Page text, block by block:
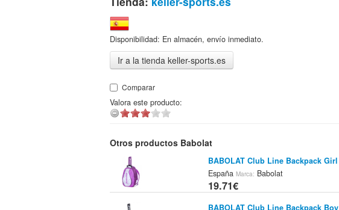
Disponibilidad: En almacén, envío inmediato.
Ir a la tienda keller-sports.es
Comparar
Valora este producto:
Otros productos Babolat
BABOLAT Club Line Backpack Girl
EspañaMarca: Babolat
19.71€
BABOLAT Club Line Backpack Boy